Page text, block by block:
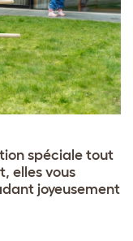
spéciale tout
elles vous
joyeusement